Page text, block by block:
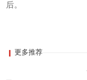
后。
更多推荐